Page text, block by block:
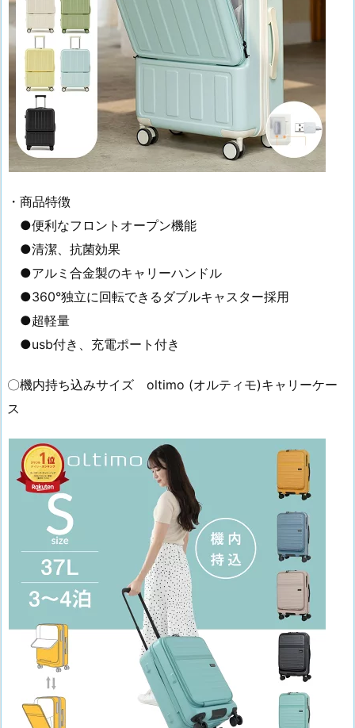
・商品特徴
●便利なフロントオープン機能
●清潔、抗菌効果
●アルミ合金製のキャリーハンドル
●360°独立に回転できるダブルキャスター採用
●超軽量
●usb付き、充電ポート付き
〇機内持ち込みサイズ oltimo (オルティモ)キャリーケー
ス